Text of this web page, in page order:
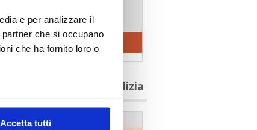
e per analizzare il
che si occupano
che ha fornito loro o
Accetta tutti
per aderire a Confedilizia